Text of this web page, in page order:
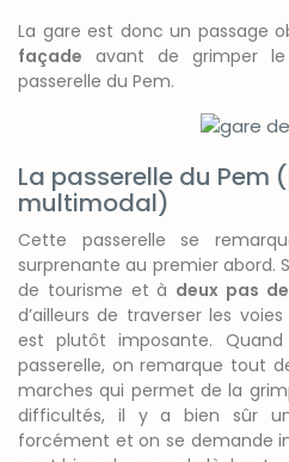
La gare est donc un passage
façade avant de grimper
passerelle du Pem.
La passerelle du Pem
multimodal)
Cette passerelle se
surprenante au premier abord.
de tourisme et à deux pas
d’ailleurs de traverser les
est plutôt imposante.
passerelle, on remarque tout
marches qui permet de la
difficultés, il y a bien sûr
forcément et on se demande